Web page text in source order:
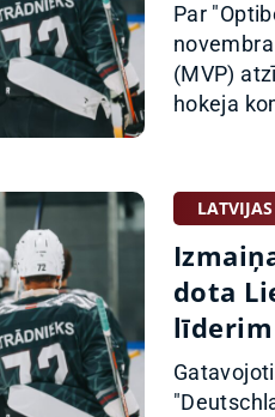
Par
(MVP)
hokeja
dota
līderim